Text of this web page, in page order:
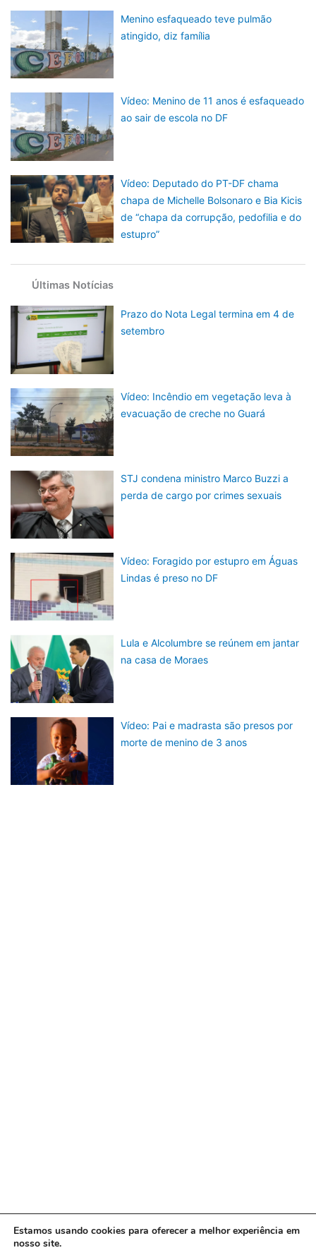
Menino esfaqueado teve pulmão
atingido, diz família
Vídeo: Menino de 11 anos é esfaqueado
ao sair de escola no DF
Vídeo: Deputado do PT-DF chama
chapa de Michelle Bolsonaro e Bia Kicis
de “chapa da corrupção, pedofilia e do
estupro”
Últimas Notícias
Prazo do Nota Legal termina em 4 de
setembro
Vídeo: Incêndio em vegetação leva à
evacuação de creche no Guará
STJ condena ministro Marco Buzzi a
perda de cargo por crimes sexuais
Vídeo: Foragido por estupro em Águas
Lindas é preso no DF
Lula e Alcolumbre se reúnem em jantar
na casa de Moraes
Vídeo: Pai e madrasta são presos por
morte de menino de 3 anos
Estamos usando cookies para oferecer a melhor experiência em
nosso site.